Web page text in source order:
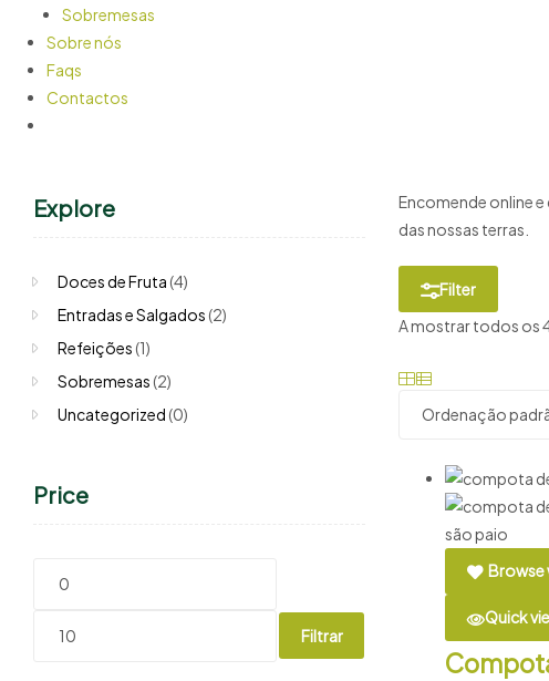
Sobremesas
Sobre nós
Faqs
Contactos
Encomende online
das nossas terras.
Filter
A mostrar todos os
Browse
Quick
Explore
Doces de Fruta(4)
Entradas e Salgados(2)
Refeições(1)
Sobremesas(2)
Uncategorized(0)
Price
Filtrar